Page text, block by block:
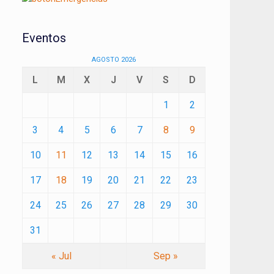
Eventos
AGOSTO 2026
L M X J V S D
1 2
3 4 5 6 7 8 9
10 11 12 13 14 15 16
17 18 19 20 21 22 23
24 25 26 27 28 29 30
31
« Jul Sep »